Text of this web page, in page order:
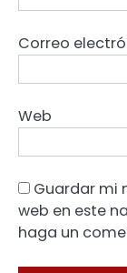
Correo
Web
Guardar mi
web en este
haga un